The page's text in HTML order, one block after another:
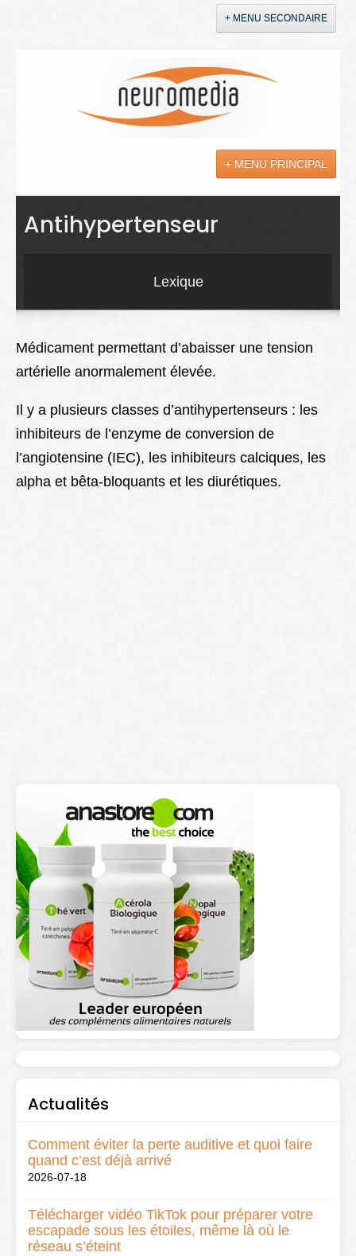
+ MENU SECONDAIRE
+ MENU PRINCIPAL
Actualités
Soins
Droit
Lexique
Better Health
Antihypertenseur
Lexique
Médicament permettant d’abaisser une tension
artérielle anormalement élevée.
Il y a plusieurs classes d’antihypertenseurs : les
inhibiteurs de l’enzyme de conversion de
l’angiotensine (IEC), les inhibiteurs calciques, les
alpha et bêta-bloquants et les diurétiques.
Actualités
Comment éviter la perte auditive et quoi faire
quand c’est déjà arrivé
2026-07-18
Télécharger vidéo TikTok pour préparer votre
escapade sous les étoiles, même là où le
réseau s’éteint